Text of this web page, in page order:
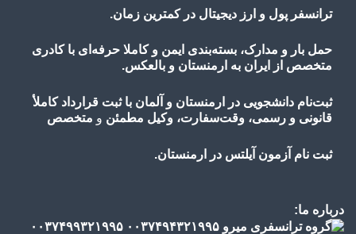
ترانسفر پول و ارز دیجیتال در کمترین زمان.
حمل بار و مدارک، بسته‌بندی ایمن و کاملا حرفه‌ای با کادری
متخصص از ایران به ارمنستان و بالعکس.
ثبت‌نام دانشجویی در ارمنستان و آلمان با ثبت قرارداد کاملأ
قانونی و رسمی، وقت‌سفارت، وکیل مطمئن و متخصص
ثبت نام آزمون آیلتس در ارمنستان.
درباره ما: